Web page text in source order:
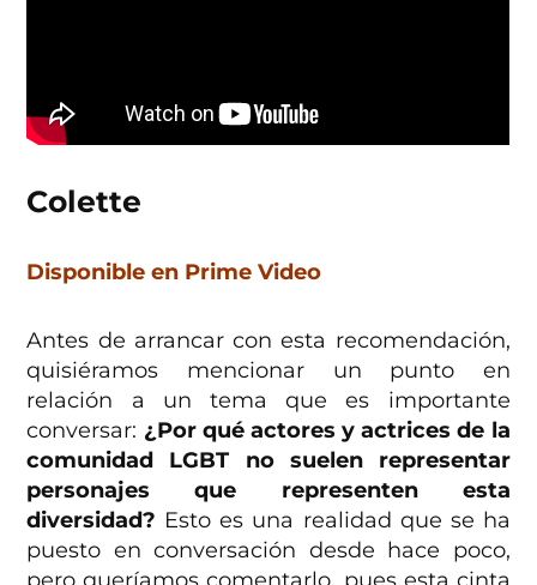
Colette
Disponible en Prime Video
Antes de arrancar con esta recomendación,
quisiéramos mencionar un punto en
relación a un tema que es importante
conversar: ¿Por qué actores y actrices de la
comunidad LGBT no suelen representar
personajes que representen esta
diversidad? Esto es una realidad que se ha
puesto en conversación desde hace poco,